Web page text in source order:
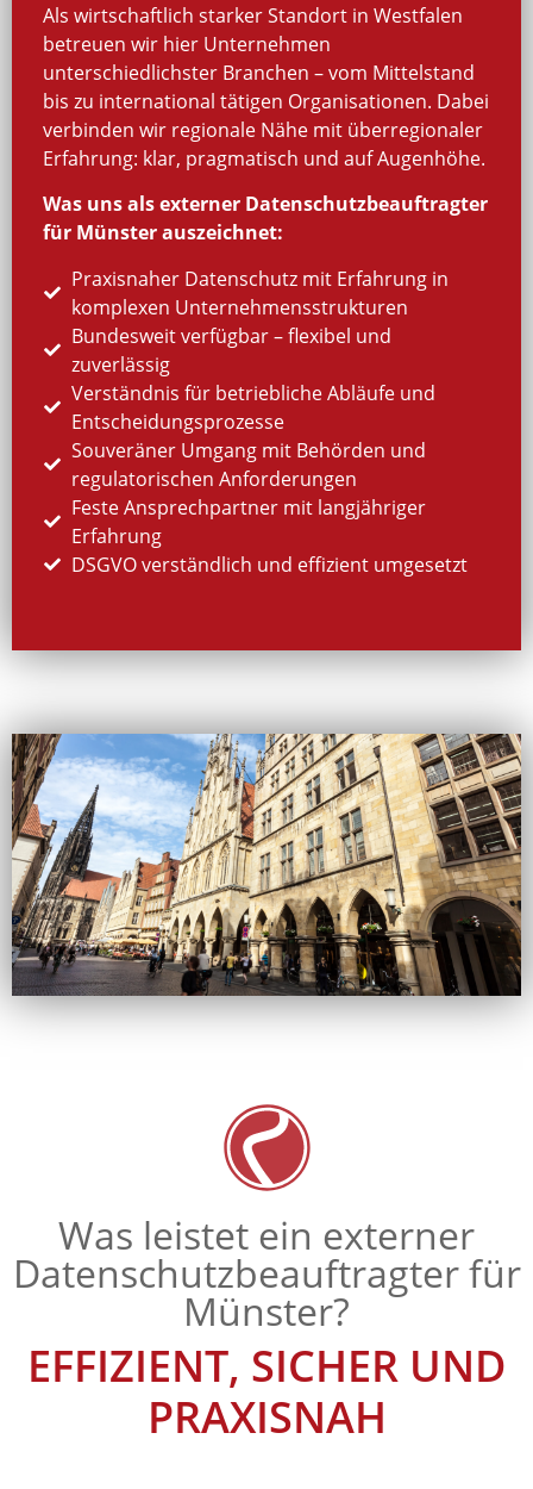
Als wirtschaftlich starker Standort in Westfalen
betreuen wir hier Unternehmen
unterschiedlichster Branchen – vom Mittelstand
bis zu international tätigen Organisationen. Dabei
verbinden wir regionale Nähe mit überregionaler
Erfahrung: klar, pragmatisch und auf Augenhöhe.
Was uns als externer Datenschutzbeauftragter
für Münster auszeichnet:
Praxisnaher Datenschutz mit Erfahrung in
komplexen Unternehmensstrukturen
Bundesweit verfügbar – flexibel und
zuverlässig
Verständnis für betriebliche Abläufe und
Entscheidungsprozesse
Souveräner Umgang mit Behörden und
regulatorischen Anforderungen
Feste Ansprechpartner mit langjähriger
Erfahrung
DSGVO verständlich und effizient umgesetzt
Was leistet ein externer
Datenschutzbeauftragter für
Münster?
EFFIZIENT, SICHER UND
PRAXISNAH